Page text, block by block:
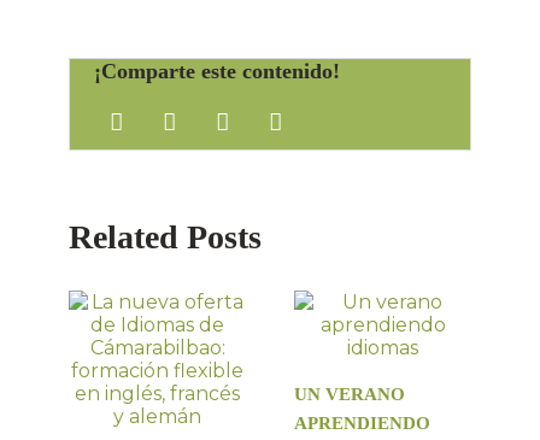
¡Comparte este contenido!
Related Posts
UN VERANO
APRENDIENDO